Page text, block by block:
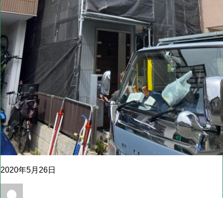
2020年5月26日